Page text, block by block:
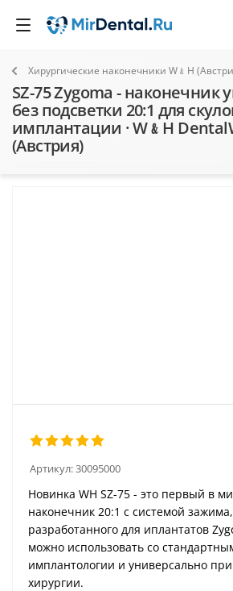
Хирургические наконечники W﹠H
SZ-75 Zygoma - наконечник
без подсветки 20:1 для
имплантации · W﹠H
(Австрия)
Артикул:30095000
Новинка WH SZ-75 - это первый в
наконечник 20:1 с системой
разработанного для иплантатов
можно использовать со
имплантологии и универсально
хирургии.